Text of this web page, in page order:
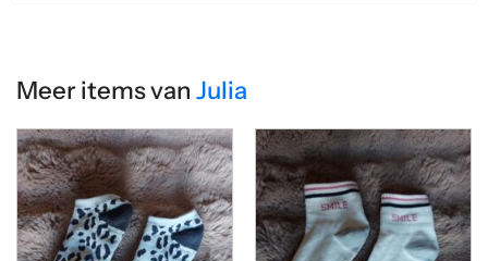
Meer items van Julia